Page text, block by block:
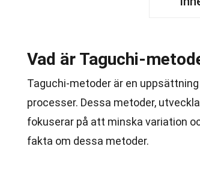
Vad är Taguchi-
Taguchi-metoder är en
processer. Dessa metoder,
fokuserar på att minska variation
fakta om dessa metoder.